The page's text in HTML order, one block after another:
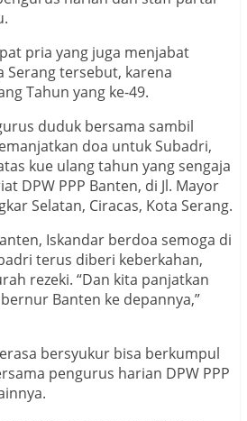
pria yang juga menjabat
Serang tersebut, karena
Tahun yang ke-49.
duduk bersama sambil
doa untuk Subadri,
kue ulang tahun yang sengaja
DPW PPP Banten, di Jl. Mayor
Selatan, Ciracas, Kota Serang.
Iskandar berdoa semoga di
terus diberi keberkahan,
rezeki. “Dan kita panjatkan
Banten ke depannya,”
bersyukur bisa berkumpul
pengurus harian DPW PPP